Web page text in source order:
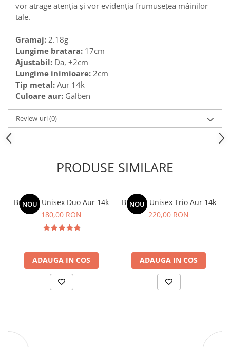
vor atrage atenția și vor evidenția frumusețea mâinilor
tale.
Gramaj: 2.18g
Lungime bratara: 17cm
Ajustabil: Da, +2cm
Lungime inimioare: 2cm
Tip metal: Aur 14k
Culoare aur: Galben
Review-uri(0)
PRODUSE SIMILARE
NOU
Bratara Unisex Duo Aur 14k
180,00 RON
ADAUGA IN COS
NOU
Bratara Unisex Trio Aur 14k
220,00 RON
ADAUGA IN COS